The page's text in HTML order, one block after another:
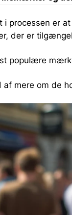
i processen er
der er
populære
af mere om de